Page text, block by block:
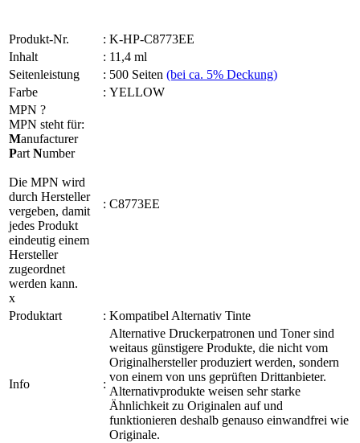
Produkt-Nr. : K-HP-C8773EE
Inhalt
: 11,4 ml
Seitenleistung
: 500 Seiten (bei ca. 5% Deckung)
Farbe
: YELLOW
MPN ?
MPN steht für:
Manufacturer
Part Number
Die MPN wird
durch Hersteller
vergeben, damit
jedes Produkt
eindeutig einem
Hersteller
zugeordnet
werden kann.
x
: C8773EE
Produktart : Kompatibel Alternativ Tinte
Info :
Alternative Druckerpatronen und Toner sind
weitaus günstigere Produkte, die nicht vom
Originalhersteller produziert werden, sondern
von einem von uns geprüften Drittanbieter.
Alternativprodukte weisen sehr starke
Ähnlichkeit zu Originalen auf und
funktionieren deshalb genauso einwandfrei wie
Originale.